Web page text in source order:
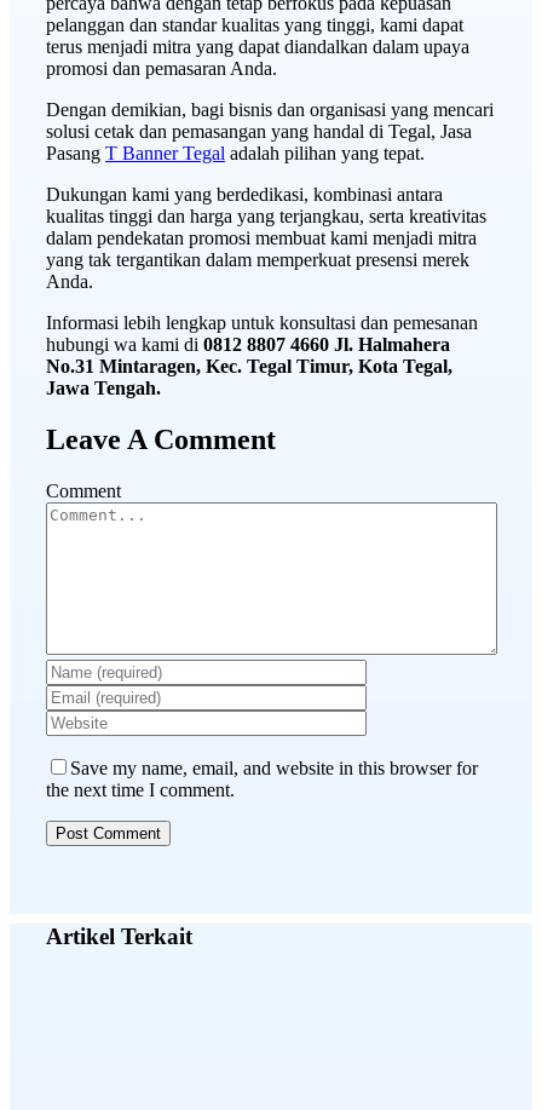
pelanggan dan standar kualitas yang tinggi, kami dapat
terus menjadi mitra yang dapat diandalkan dalam upaya
promosi dan pemasaran Anda.
Dengan demikian, bagi bisnis dan organisasi yang mencari
solusi cetak dan pemasangan yang handal di Tegal, Jasa
Pasang T Banner Tegal adalah pilihan yang tepat.
Dukungan kami yang berdedikasi, kombinasi antara
kualitas tinggi dan harga yang terjangkau, serta kreativitas
dalam pendekatan promosi membuat kami menjadi mitra
yang tak tergantikan dalam memperkuat presensi merek
Anda.
Informasi lebih lengkap untuk konsultasi dan pemesanan
hubungi wa kami di 0812 8807 4660 Jl. Halmahera
No.31 Mintaragen, Kec. Tegal Timur, Kota Tegal,
Jawa Tengah.
Leave A Comment
Comment
Save my name, email, and website in this browser for
the next time I comment.
Artikel Terkait